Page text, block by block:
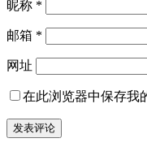
昵称 *
邮箱 *
网址
在此浏览器中保存我